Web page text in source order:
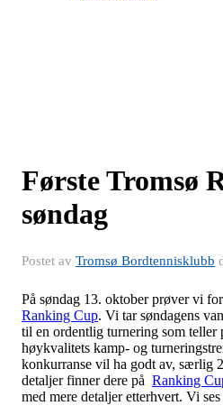
Første Tromsø
søndag
Postet av Tromsø Bordtennisklubb
På søndag 13. oktober prøver vi
Ranking Cup. Vi tar søndagens
til en ordentlig turnering som
høykvalitets kamp- og
konkurranse vil ha godt av, særlig
detaljer finner dere på Ranking
med mere detaljer etterhvert. Vi